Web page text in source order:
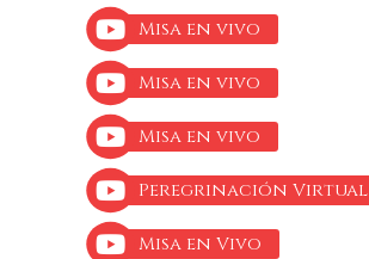
Misa en vivo
Misa en vivo
Misa en vivo
Peregrinación Virtual
Misa en Vivo